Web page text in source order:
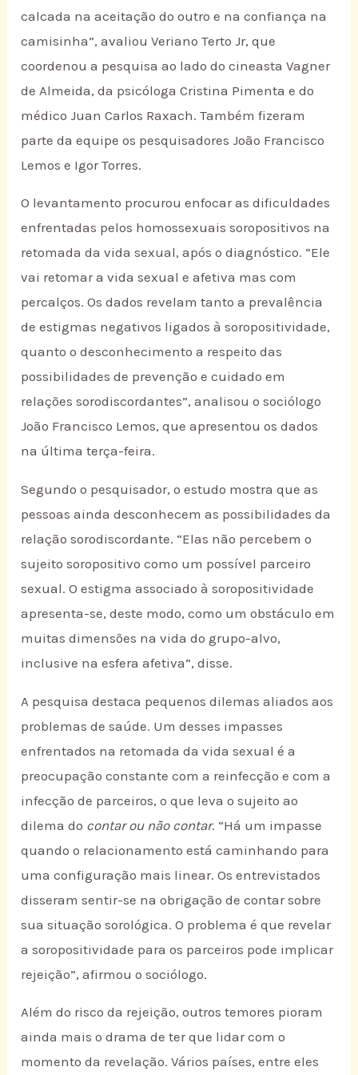
calcada na aceitação do outro e na confiança na
camisinha”, avaliou Veriano Terto Jr, que
coordenou a pesquisa ao lado do cineasta Vagner
de Almeida, da psicóloga Cristina Pimenta e do
médico Juan Carlos Raxach. Também fizeram
parte da equipe os pesquisadores João Francisco
Lemos e Igor Torres.
O levantamento procurou enfocar as dificuldades
enfrentadas pelos homossexuais soropositivos na
retomada da vida sexual, após o diagnóstico. “Ele
vai retomar a vida sexual e afetiva mas com
percalços. Os dados revelam tanto a prevalência
de estigmas negativos ligados à soropositividade,
quanto o desconhecimento a respeito das
possibilidades de prevenção e cuidado em
relações sorodiscordantes”, analisou o sociólogo
João Francisco Lemos, que apresentou os dados
na última terça-feira.
Segundo o pesquisador, o estudo mostra que as
pessoas ainda desconhecem as possibilidades da
relação sorodiscordante. “Elas não percebem o
sujeito soropositivo como um possível parceiro
sexual. O estigma associado à soropositividade
apresenta-se, deste modo, como um obstáculo em
muitas dimensões na vida do grupo-alvo,
inclusive na esfera afetiva”, disse.
A pesquisa destaca pequenos dilemas aliados aos
problemas de saúde. Um desses impasses
enfrentados na retomada da vida sexual é a
preocupação constante com a reinfecção e com a
infecção de parceiros, o que leva o sujeito ao
dilema do contar ou não contar. “Há um impasse
quando o relacionamento está caminhando para
uma configuração mais linear. Os entrevistados
disseram sentir-se na obrigação de contar sobre
sua situação sorológica. O problema é que revelar
a soropositividade para os parceiros pode implicar
rejeição”, afirmou o sociólogo.
Além do risco da rejeição, outros temores pioram
ainda mais o drama de ter que lidar com o
momento da revelação. Vários países, entre eles